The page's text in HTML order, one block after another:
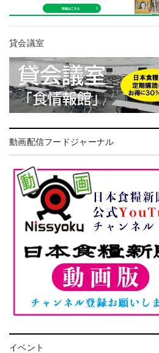
貸会議室
動画配信フードジャーナル
イベント